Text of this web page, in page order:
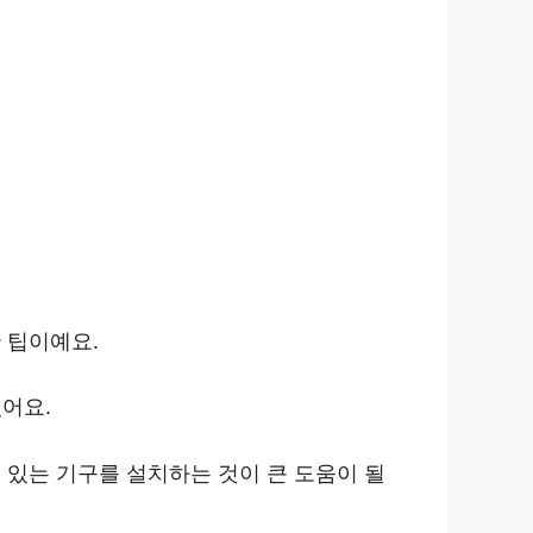
이예요.
요.
는 기구를 설치하는 것이 큰 도움이 될